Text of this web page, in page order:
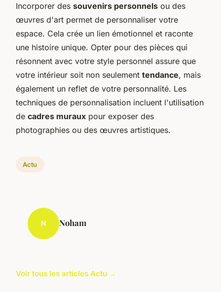
Incorporer des souvenirs personnels ou des
œuvres d'art permet de personnaliser votre
espace. Cela crée un lien émotionnel et raconte
une histoire unique. Opter pour des pièces qui
résonnent avec votre style personnel assure que
votre intérieur soit non seulement tendance, mais
également un reflet de votre personnalité. Les
techniques de personnalisation incluent l'utilisation
de cadres muraux pour exposer des
photographies ou des œuvres artistiques.
Actu
N Noham
Voir tous les articles Actu →